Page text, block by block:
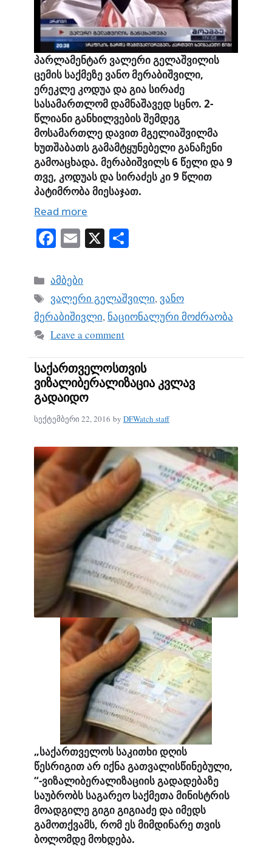
პარლამენტარ ვალერი გელაშვილის
ცემის საქმეზე ვანო მერაბიშვილი,
ერეკლე კოდუა და გია სირაძე
სასამართლომ დამნაშავედ სცნო. 2-
წლიანი განხილვების შემდეგ
მოსამართლე დავით მგელიაშვილმა
ხუთშაბათს გამამტყუნებელი განაჩენი
გამოაცხადა. მერაბიშვილს 6 წელი და 9
თვე, კოდუას და სირაძეს კი 9 წლით
პატიმრობა მიესაჯათ.
Read more
Fa
bo
ok
E
ail
X
Categories
ამბები
Tags
ვალერი გელაშვილი, ვანო
მერაბიშივლი, ნაციონალური მოძრაობა
Leave a comment
საქართველოსთვის
ვიზალიბერალიზაცია კვლავ
გადაიდო
სექტემბერი 22, 2016 by DFWatch staff
„საქართველოს საკითხიდღის
წესრიგითარიქნაგათვალისწინებული,
“-ვიზალიბერალიზაციისგადადებაზე
საუბრობს საგარეო საქმეთამინისტრის
მოადგილეგიგიგიგიაძედა იმედს
გამოთქვამს, რომ ეს მიმდინარე თვის
ბოლომდე მოხდება.